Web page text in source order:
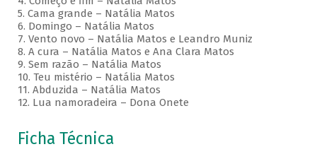
5. Cama grande – Natália Matos
6. Domingo – Natália Matos
7. Vento novo – Natália Matos e Leandro Muniz
8. A cura – Natália Matos e Ana Clara Matos
9. Sem razão – Natália Matos
10. Teu mistério – Natália Matos
11. Abduzida – Natália Matos
12. Lua namoradeira – Dona Onete
Ficha Técnica